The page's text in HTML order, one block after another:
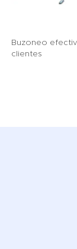
Buzoneo
clientes